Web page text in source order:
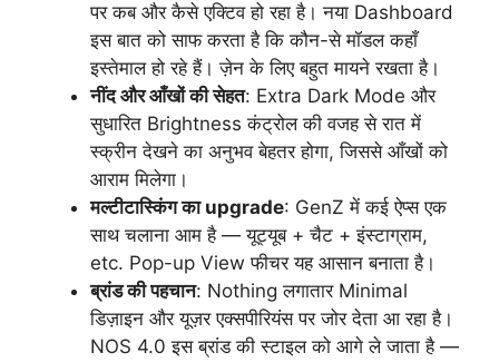
पर कब और कैसे एक्टिव हो रहा है। नया Dashboard
इस बात को साफ करता है कि कौन-से मॉडल कहाँ
इस्तेमाल हो रहे हैं। ज़ेन के लिए बहुत मायने रखता है।
नींद और आँखों की सेहत: Extra Dark Mode और
सुधारित Brightness कंट्रोल की वजह से रात में
स्क्रीन देखने का अनुभव बेहतर होगा, जिससे आँखों को
आराम मिलेगा।
मल्टीटास्किंग का upgrade: GenZ में कई ऐप्स एक
साथ चलाना आम है — यूट्यूब + चैट + इंस्टाग्राम,
etc. Pop-up View फीचर यह आसान बनाता है।
ब्रांड की पहचान: Nothing लगातार Minimal
डिज़ाइन और यूज़र एक्सपीरियंस पर जोर देता आ रहा है।
NOS 4.0 इस ब्रांड की स्टाइल को आगे ले जाता है —